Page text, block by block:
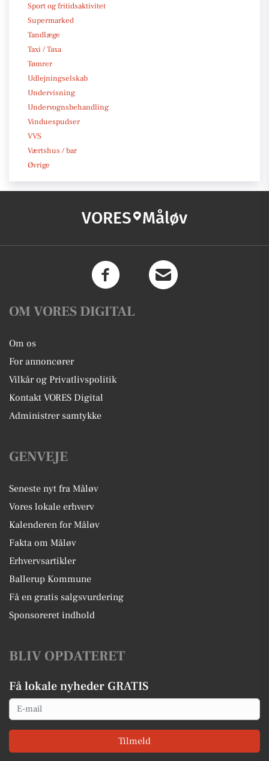
Sport og fritidsaktivitet
Supermarked
Tandlæge
Taxi / Taxa
Tømrer
Udlejningselskab
Undervisning
Undervognsbehandling
Vinduespudser
VVS
Værtshus / bar
Øvrige
VORES Måløv
OM VORES DIGITAL
Om os
For annoncører
Vilkår og Privatlivspolitik
Kontakt VORES Digital
Administrer samtykke
GENVEJE
Seneste nyt fra Måløv
Vores lokale erhverv
Kalenderen for Måløv
Fakta om Måløv
Erhvervsartikler
Ballerup Kommune
Få en gratis salgsvurdering
Sponsoreret indhold
BLIV OPDATERET
Få lokale nyheder GRATIS
Email
Tilmeld